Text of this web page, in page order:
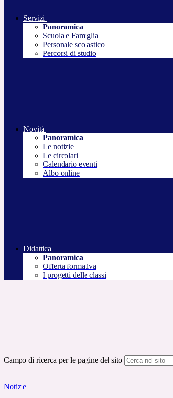
Servizi
Panoramica
Scuola e Famiglia
Personale scolastico
Percorsi di studio
Novità
Panoramica
Le notizie
Le circolari
Calendario eventi
Albo online
Didattica
Panoramica
Offerta formativa
I progetti delle classi
Campo di ricerca per le pagine del sito
Notizie